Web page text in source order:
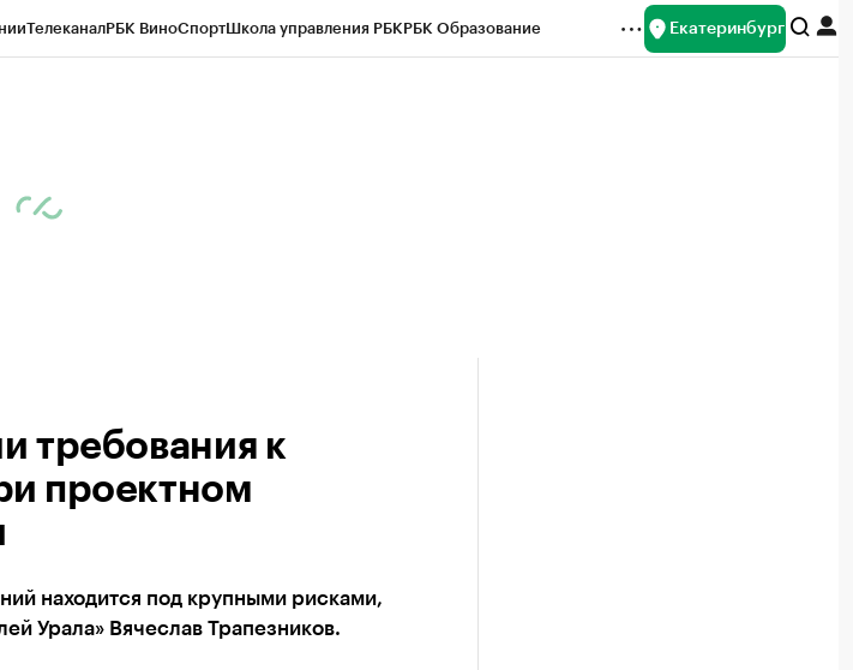
ТелеканалРБК ВиноСпортШкола управления РБКРБК Образование Екатеринбург
требования к
проектном
находится под крупными рисками,
Урала» Вячеслав Трапезников.